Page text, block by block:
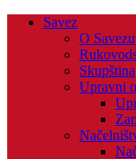
Savez
O Savezu
Skupština
Upravni